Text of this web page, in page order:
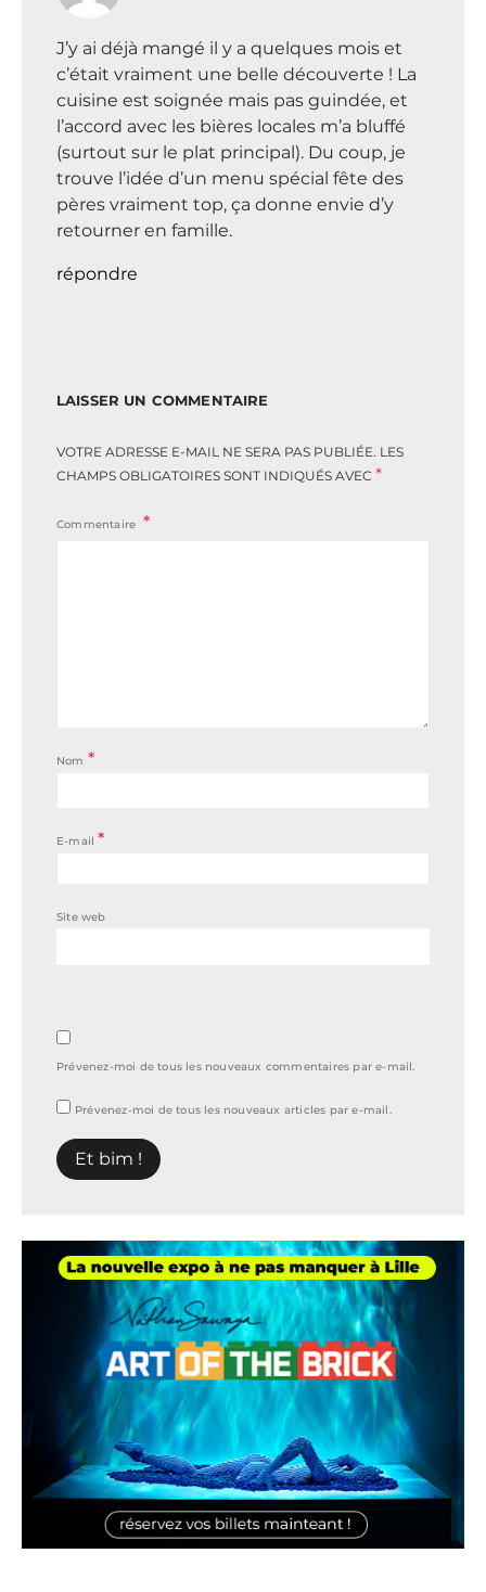
J’y ai déjà mangé il y a quelques mois et
c’était vraiment une belle découverte ! La
cuisine est soignée mais pas guindée, et
l’accord avec les bières locales m’a bluffé
(surtout sur le plat principal). Du coup, je
trouve l’idée d’un menu spécial fête des
pères vraiment top, ça donne envie d’y
retourner en famille.
répondre
LAISSER UN COMMENTAIRE
VOTRE ADRESSE E-MAIL NE SERA PAS PUBLIÉE. LES
CHAMPS OBLIGATOIRES SONT INDIQUÉS AVEC *
Commentaire
Nom *
E-mail*
Site web
Prévenez-moi de tous les nouveaux commentaires par e-mail.
Prévenez-moi de tous les nouveaux articles par e-mail.